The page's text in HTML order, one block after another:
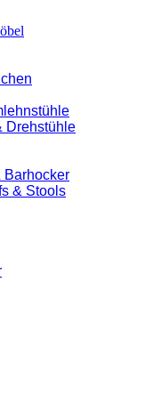
Drehstühle
Barhocker
& Stools